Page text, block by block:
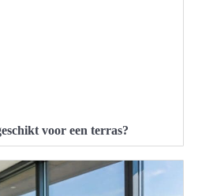
voor een terras?